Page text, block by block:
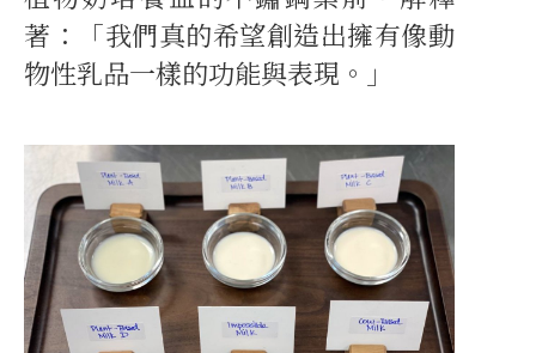
著：「我們真的希望創造出擁有像動
物性乳品一樣的功能與表現。」